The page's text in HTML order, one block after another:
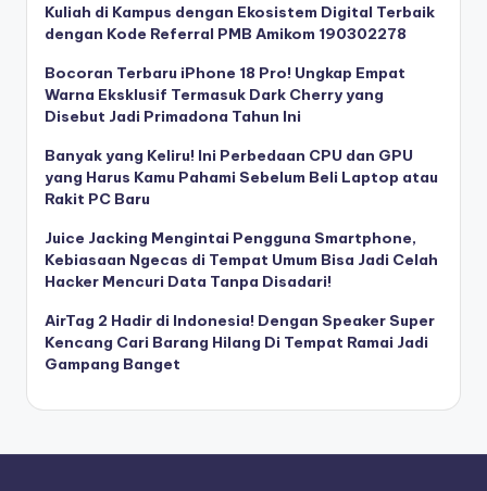
Kuliah di Kampus dengan Ekosistem Digital Terbaik
dengan Kode Referral PMB Amikom 190302278
Bocoran Terbaru iPhone 18 Pro! Ungkap Empat
Warna Eksklusif Termasuk Dark Cherry yang
Disebut Jadi Primadona Tahun Ini
Banyak yang Keliru! Ini Perbedaan CPU dan GPU
yang Harus Kamu Pahami Sebelum Beli Laptop atau
Rakit PC Baru
Juice Jacking Mengintai Pengguna Smartphone,
Kebiasaan Ngecas di Tempat Umum Bisa Jadi Celah
Hacker Mencuri Data Tanpa Disadari!
AirTag 2 Hadir di Indonesia! Dengan Speaker Super
Kencang Cari Barang Hilang Di Tempat Ramai Jadi
Gampang Banget